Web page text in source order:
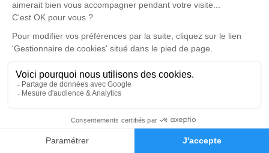
Faire-part Hommages
Cérémonie
jeudi 21 mai 2026 à 16h00
Salle Omniculte de l'Espace Funéraire de l'Ill de
Sausheim
68390 Sausheim